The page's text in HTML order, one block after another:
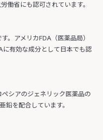
働省にも認可されています。
。アメリカFDA（医薬品局）
有効な成分として日本でも認
シアのジェネリック医薬品の
鉛を配合しています。